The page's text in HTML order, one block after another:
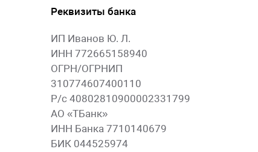
Реквизиты банка
ИП Иванов Ю. Л.
ИНН 772665158940
ОГРН/ОГРНИП
310774607400110
Р/с 40802810900002331799
АО «ТБанк»
ИНН Банка 7710140679
БИК 044525974